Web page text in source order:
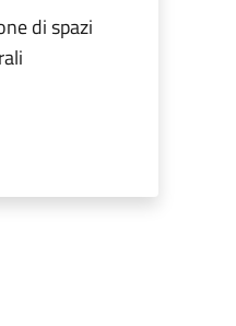
di spazi